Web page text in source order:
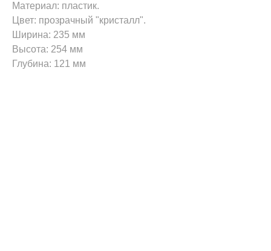
Материал: пластик.
Цвет: прозрачный "кристалл".
Ширина: 235 мм
Высота: 254 мм
Глубина: 121 мм